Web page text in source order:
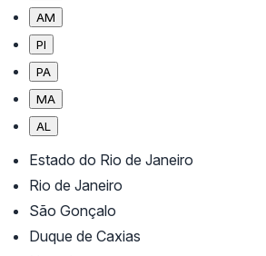
AM
PI
PA
MA
AL
Estado do Rio de Janeiro
Rio de Janeiro
São Gonçalo
Duque de Caxias